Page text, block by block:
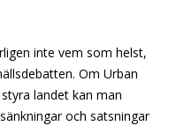
inte vem som helst,
Om Urban
landet kan man
och satsningar